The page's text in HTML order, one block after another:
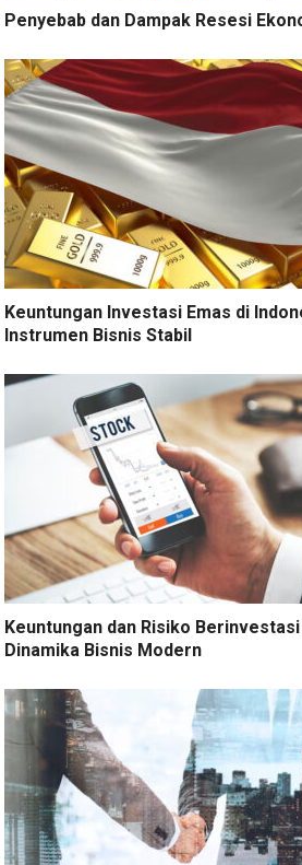
Penyebab dan Dampak Resesi
Keuntungan Investasi Emas di
Instrumen Bisnis Stabil
Keuntungan dan Risiko
Dinamika Bisnis Modern